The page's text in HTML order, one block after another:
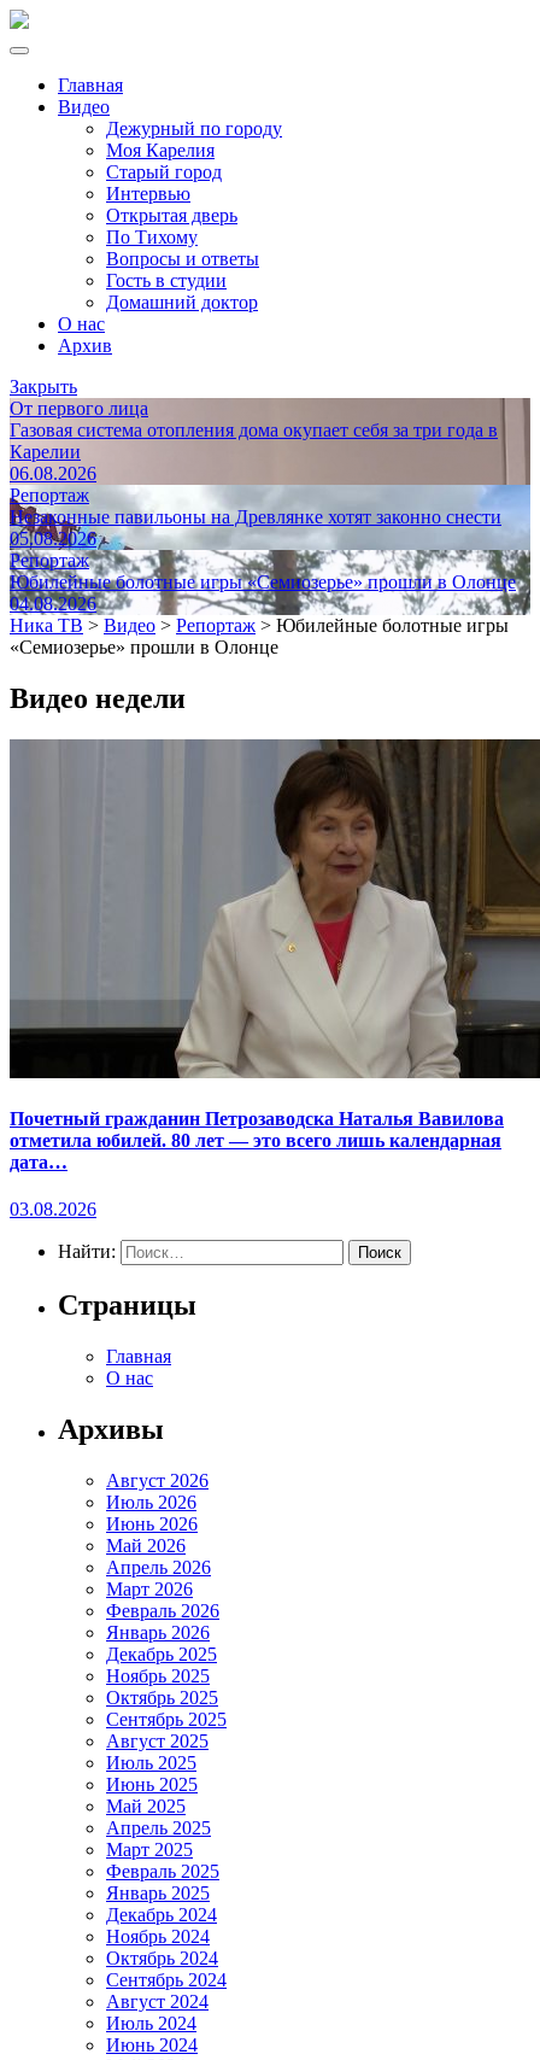
Главная
Видео
Дежурный по городу
Моя Карелия
Старый город
Интервью
Открытая дверь
По Тихому
Вопросы и ответы
Гость в студии
Домашний доктор
О нас
Архив
Закрыть
От первого лица
Газовая система отопления дома окупает себя за три года в
Карелии
06.08.2026
Репортаж
Незаконные павильоны на Древлянке хотят законно снести
05.08.2026
Репортаж
Юбилейные болотные игры «Семиозерье» прошли в Олонце
04.08.2026
Ника ТВ > Видео > Репортаж > Юбилейные болотные игры
«Семиозерье» прошли в Олонце
Видео недели
Почетный гражданин Петрозаводска Наталья Вавилова
отметила юбилей. 80 лет — это всего лишь календарная
дата…
03.08.2026
Найти:
Страницы
Главная
О нас
Архивы
Август 2026
Июль 2026
Июнь 2026
Май 2026
Апрель 2026
Март 2026
Февраль 2026
Январь 2026
Декабрь 2025
Ноябрь 2025
Октябрь 2025
Сентябрь 2025
Август 2025
Июль 2025
Июнь 2025
Май 2025
Апрель 2025
Март 2025
Февраль 2025
Январь 2025
Декабрь 2024
Ноябрь 2024
Октябрь 2024
Сентябрь 2024
Август 2024
Июль 2024
Июнь 2024